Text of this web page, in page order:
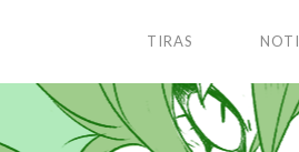
TIRAS